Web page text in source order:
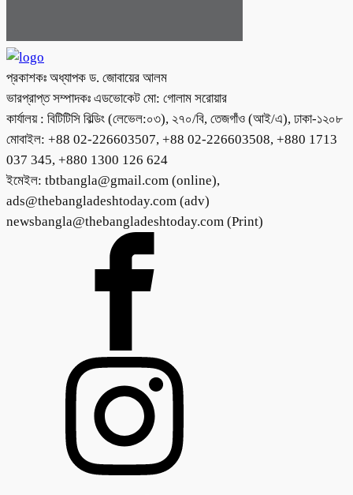
প্রকাশকঃ অধ্যাপক ড. জোবায়ের আলম
ভারপ্রাপ্ত সম্পাদকঃ এডভোকেট মো: গোলাম সরোয়ার
কার্যালয় : বিটিটিসি বিল্ডিং (লেভেল:০৩), ২৭০/বি, তেজগাঁও (আই/এ), ঢাকা-১২০৮
মোবাইল: +88 02-226603507, +88 02-226603508, +880 1713
037 345, +880 1300 126 624
ইমেইল: tbtbangla@gmail.com (online),
ads@thebangladeshtoday.com (adv)
newsbangla@thebangladeshtoday.com (Print)